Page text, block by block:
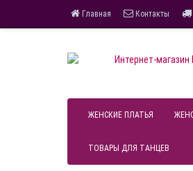
Главная Контакты
ЖЕНСКИЕ ПЛАТЬЯ
ТОВАРЫ ДЛЯ ТАНЦЕВ